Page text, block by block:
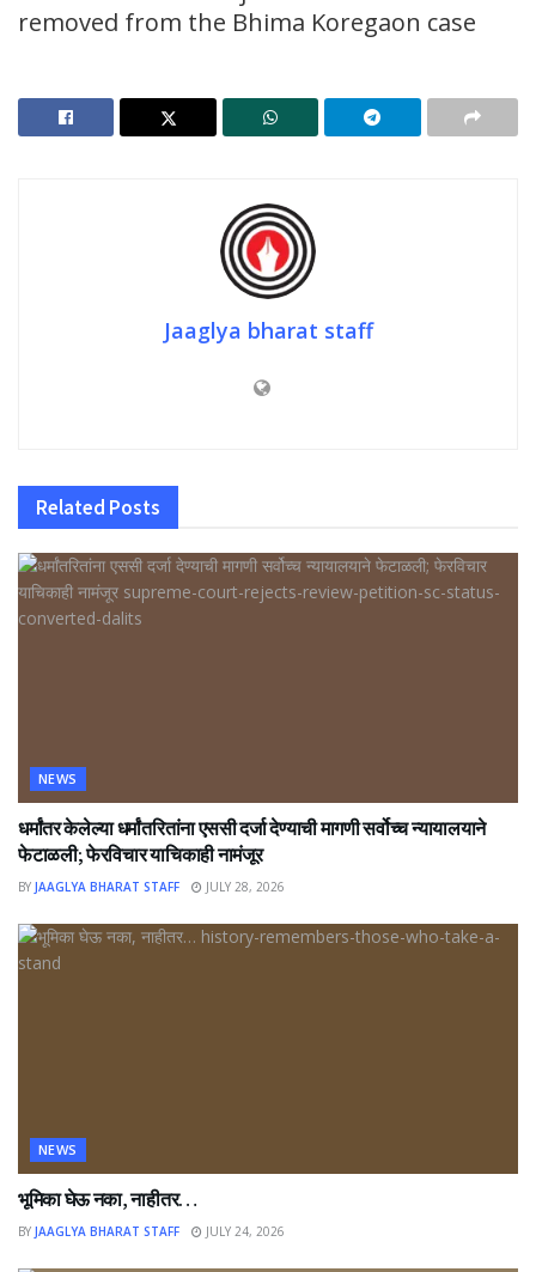
removed from the Bhima Koregaon case
Jaaglya bharat staff
Related Posts
NEWS
धर्मांतर केलेल्या धर्मांतरितांना एससी दर्जा देण्याची मागणी सर्वोच्च न्यायालयाने
फेटाळली; फेरविचार याचिकाही नामंजूर
BY JAAGLYA BHARAT STAFF JULY 28, 2026
NEWS
भूमिका घेऊ नका, नाहीतर…
BY JAAGLYA BHARAT STAFF JULY 24, 2026